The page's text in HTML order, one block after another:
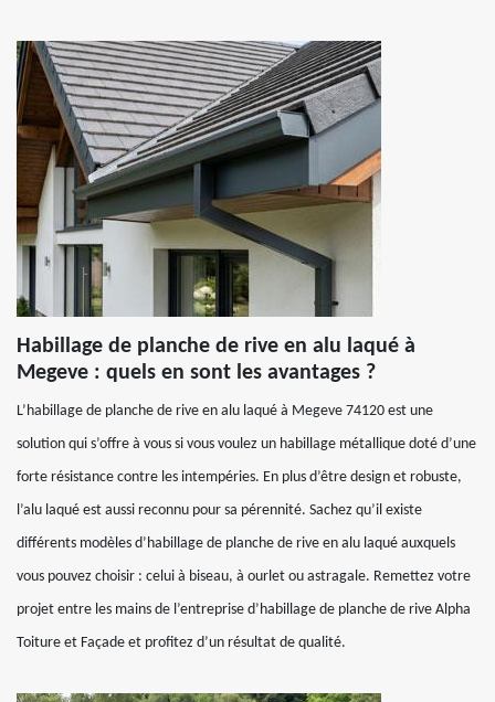
Habillage de planche de rive en alu laqué à
Megeve : quels en sont les avantages ?
L’habillage de planche de rive en alu laqué à Megeve 74120 est une
solution qui s’offre à vous si vous voulez un habillage métallique doté d’une
forte résistance contre les intempéries. En plus d’être design et robuste,
l’alu laqué est aussi reconnu pour sa pérennité. Sachez qu’il existe
différents modèles d’habillage de planche de rive en alu laqué auxquels
vous pouvez choisir : celui à biseau, à ourlet ou astragale. Remettez votre
projet entre les mains de l’entreprise d’habillage de planche de rive Alpha
Toiture et Façade et profitez d’un résultat de qualité.